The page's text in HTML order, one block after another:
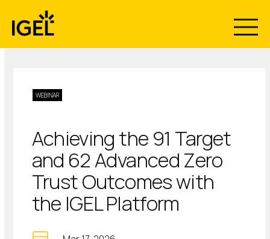
content
WEBINAR
Achieving the 91 Target
and 62 Advanced Zero
Trust Outcomes with
the IGEL Platform